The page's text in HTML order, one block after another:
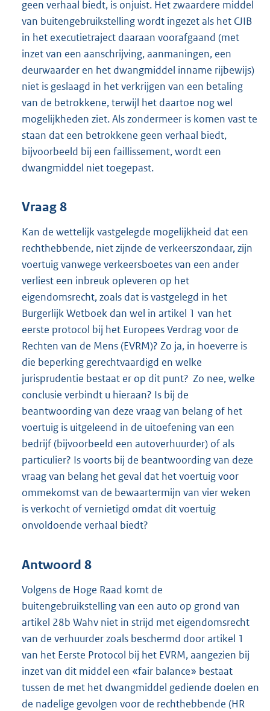
geen verhaal biedt, is onjuist. Het zwaardere middel
van buitengebruikstelling wordt ingezet als het CJIB
in het executietraject daaraan voorafgaand (met
inzet van een aanschrijving, aanmaningen, een
deurwaarder en het dwangmiddel inname rijbewijs)
niet is geslaagd in het verkrijgen van een betaling
van de betrokkene, terwijl het daartoe nog wel
mogelijkheden ziet. Als zondermeer is komen vast te
staan dat een betrokkene geen verhaal biedt,
bijvoorbeeld bij een faillissement, wordt een
dwangmiddel niet toegepast.
Vraag 8
Kan de wettelijk vastgelegde mogelijkheid dat een
rechthebbende, niet zijnde de verkeerszondaar, zijn
voertuig vanwege verkeersboetes van een ander
verliest een inbreuk opleveren op het
eigendomsrecht, zoals dat is vastgelegd in het
Burgerlijk Wetboek dan wel in artikel 1 van het
eerste protocol bij het Europees Verdrag voor de
Rechten van de Mens (EVRM)? Zo ja, in hoeverre is
die beperking gerechtvaardigd en welke
jurisprudentie bestaat er op dit punt? Zo nee, welke
conclusie verbindt u hieraan? Is bij de
beantwoording van deze vraag van belang of het
voertuig is uitgeleend in de uitoefening van een
bedrijf (bijvoorbeeld een autoverhuurder) of als
particulier? Is voorts bij de beantwoording van deze
vraag van belang het geval dat het voertuig voor
ommekomst van de bewaartermijn van vier weken
is verkocht of vernietigd omdat dit voertuig
onvoldoende verhaal biedt?
Antwoord 8
Volgens de Hoge Raad komt de
buitengebruikstelling van een auto op grond van
artikel 28b Wahv niet in strijd met eigendomsrecht
van de verhuurder zoals beschermd door artikel 1
van het Eerste Protocol bij het EVRM, aangezien bij
inzet van dit middel een «fair balance» bestaat
tussen de met het dwangmiddel gediende doelen en
de nadelige gevolgen voor de rechthebbende (HR